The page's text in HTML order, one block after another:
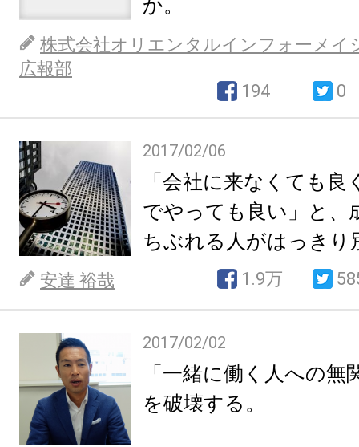
か。
株式会社オリエンタルインフォーメイ
広報部
194
0
2017/02/06
「会社に来なくても
でやっても良い」と、
ちぶれる人がはっきり
安達 裕哉 1.9万
2017/02/02
「一緒に働く人への無
を破壊する。